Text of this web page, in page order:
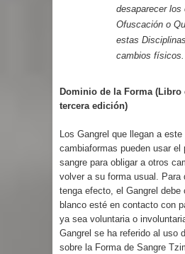
desaparecer los
Ofuscación o
estas
cambios físicos.
Dominio de la Forma (Libro
tercera edición)
Los Gangrel que llegan a
cambiaformas pueden usar el
sangre para obligar a otros
volver a su forma usual. Para
tenga efecto, el Gangrel debe
blanco esté en contacto con
ya sea voluntaria o
Gangrel se ha referido al uso
sobre la Forma de Sangre